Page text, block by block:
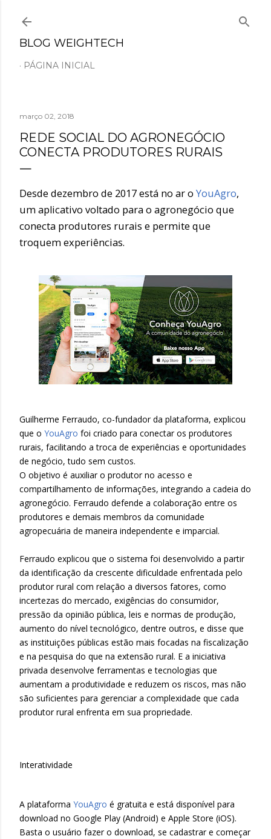
BLOG WEIGHTECH
PÁGINA INICIAL
março 02, 2018
REDE SOCIAL DO AGRONEGÓCIO
CONECTA PRODUTORES RURAIS
Desde dezembro de 2017 está no ar o YouAgro,
um aplicativo voltado para o agronegócio que
conecta produtores rurais e permite que
troquem experiências.
Guilherme Ferraudo, co-fundador da plataforma, explicou
que o YouAgro foi criado para conectar os produtores
rurais, facilitando a troca de experiências e oportunidades
de negócio, tudo sem custos.
O objetivo é auxiliar o produtor no acesso e
compartilhamento de informações, integrando a cadeia do
agronegócio. Ferraudo defende a colaboração entre os
produtores e demais membros da comunidade
agropecuária de maneira independente e imparcial.
Ferraudo explicou que o sistema foi desenvolvido a partir
da identificação da crescente dificuldade enfrentada pelo
produtor rural com relação a diversos fatores, como
incertezas do mercado, exigências do consumidor,
pressão da opinião pública, leis e normas de produção,
aumento do nível tecnológico, dentre outros, e disse que
as instituições públicas estão mais focadas na fiscalização
e na pesquisa do que na extensão rural. E a iniciativa
privada desenvolve ferramentas e tecnologias que
aumentam a produtividade e reduzem os riscos, mas não
são suficientes para gerenciar a complexidade que cada
produtor rural enfrenta em sua propriedade.
Interatividade
A plataforma YouAgro é gratuita e está disponível para
download no Google Play (Android) e Apple Store (iOS).
Basta o usuário fazer o download, se cadastrar e começar